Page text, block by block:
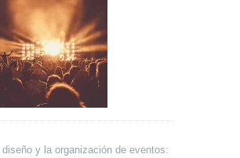
diseño y la organización de eventos: